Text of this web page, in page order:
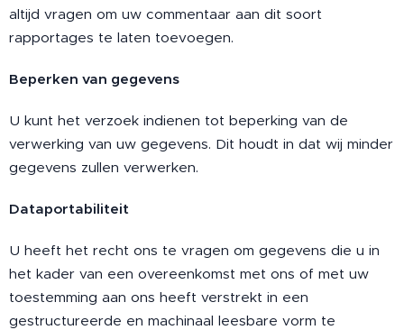
altijd vragen om uw commentaar aan dit soort
rapportages te laten toevoegen.
Beperken van gegevens
U kunt het verzoek indienen tot beperking van de
verwerking van uw gegevens. Dit houdt in dat wij minder
gegevens zullen verwerken.
Dataportabiliteit
U heeft het recht ons te vragen om gegevens die u in
het kader van een overeenkomst met ons of met uw
toestemming aan ons heeft verstrekt in een
gestructureerde en machinaal leesbare vorm te